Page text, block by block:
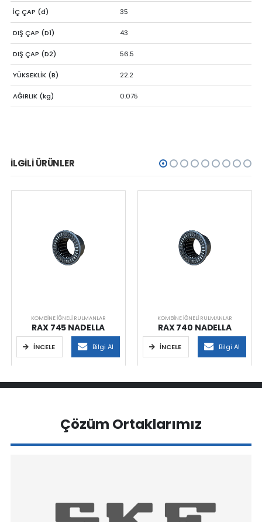
İÇ ÇAP (d) 35
DIŞ ÇAP (D1) 43
DIŞ ÇAP (D2) 56.5
YÜKSEKLİK (B) 22.2
AĞIRLIK (kg) 0.075
İLGILI ÜRÜNLER
KOMBINE İĞNELI RULMANLAR
RAX 745 NADELLA
İNCELE Bilgi Al
KOMBINE İĞNELI RULMANLAR
RAX 740 NADELLA
İNCELE Bilgi Al
Çözüm Ortaklarımız